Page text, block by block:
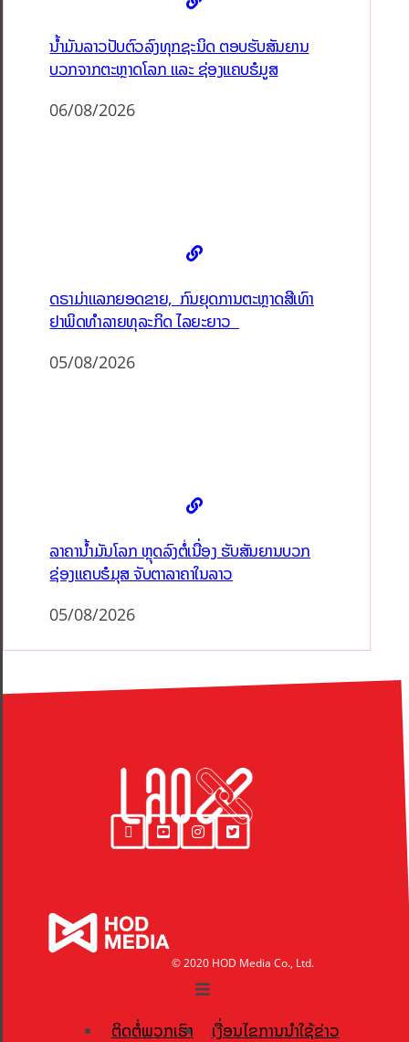
ນໍ້າມັນລາວປັບຕົວລົງທຸກຊະນິດ ຕອບຮັບສັນຍານ
ບວກຈາກຕະຫຼາດໂລກ ແລະ ຊ່ອງແຄບຮໍມູສ
06/08/2026
ດຣາມ່າແລກຍອດຂາຍ, ກົນຍຸດການຕະຫຼາດສີເທົາ
ຢາພິດທຳລາຍທຸລະກິດ ໄລຍະຍາວ
05/08/2026
ລາຄານ້ຳມັນໂລກ ຫຼຸດລົງຕໍ່ເນື່ອງ ຮັບສັນຍານບວກ
ຊ່ອງແຄບຮໍມຸສ ຈັບຕາລາຄາໃນລາວ
05/08/2026
© 2020 HOD Media Co., Ltd.
ຕິດຕໍ່ພວກເຮົາ ເງື່ອນໄຂການນຳໃຊ້ຂ່າວ